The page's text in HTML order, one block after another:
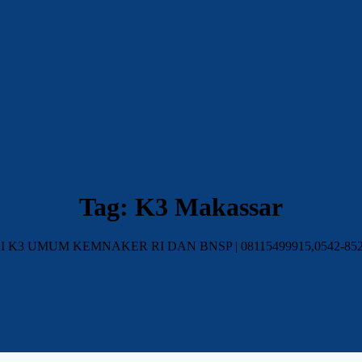
Tag: K3 Makassar
K3 UMUM KEMNAKER RI DAN BNSP | 08115499915,0542-